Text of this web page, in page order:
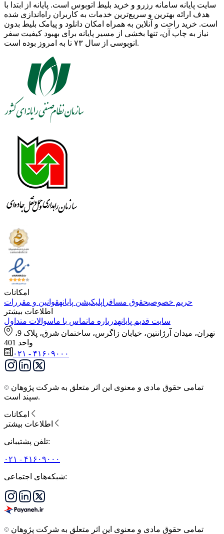
سایت پایانه سامانه رزرو و خرید بلیط اتوبوس است. پایانه از ابتدا با
هدف ارائه بهترین و سریع‌ترین خدمات به کاربران راه‌اندازی شده
است. خرید راحت و آنلاین به همراه امکان دانلود و پیامک بلیط بدون
نیاز به چاپ آن، تنها بخشی از مسیر پایانه برای بهبود کیفیت سفر
اتوبوسی از سال ۷۳ تا به امروز بوده است.
امکانات
حریم خصوصیحقوق مسافر اپلیکیشن پایانهقوانین و مقررات
اطلاعات بیشتر
سایت قدیم پایانهدرباره ماتماس با ماسوالات متداول
واحد 401
۰۲۱ - ۴۱۶۰۹۰۰۰
سپند است.
تلفن پشتیبانی:
۰۲۱ - ۴۱۶۰۹۰۰۰
شبکه‌های اجتماعی: